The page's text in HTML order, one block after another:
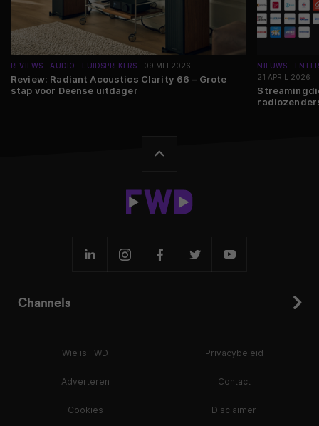
REVIEWS AUDIO LUIDSPREKERS 09 MEI 2026
Review: Radiant Acoustics Clarity 66 – Grote
stap voor Deense uitdager
NIEUWS
21 APRIL 2026
Channels
Wie is FWD Privacybeleid
Adverteren Contact
Cookies Disclaimer